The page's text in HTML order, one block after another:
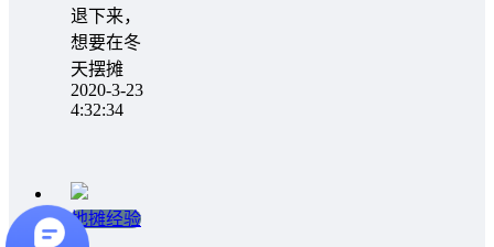
退下来，
想要在冬
天摆摊
2020-3-23
4:32:34
地摊经验